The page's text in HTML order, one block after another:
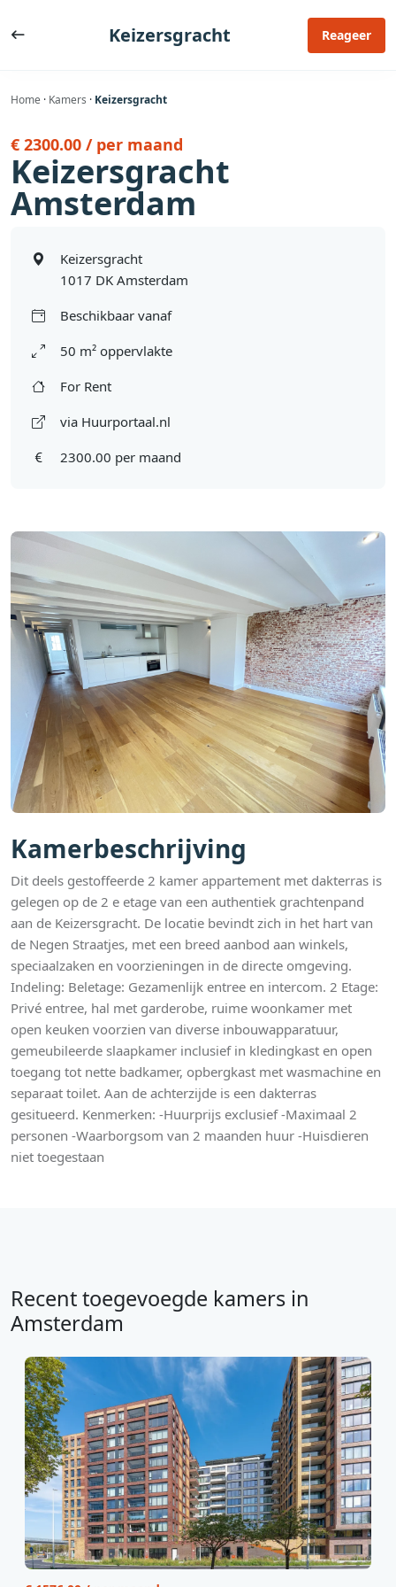
naar
Keizersgracht Reageer
Home · Kamers · Keizersgracht
Kamerbeschrijving
Dit deels gestoffeerde 2 kamer appartement met dakterras is
gelegen op de 2 e etage van een authentiek grachtenpand
aan de Keizersgracht. De locatie bevindt zich in het hart van
de Negen Straatjes, met een breed aanbod aan winkels,
speciaalzaken en voorzieningen in de directe omgeving.
Indeling: Beletage: Gezamenlijk entree en intercom. 2 Etage:
Privé entree, hal met garderobe, ruime woonkamer met
open keuken voorzien van diverse inbouwapparatuur,
gemeubileerde slaapkamer inclusief in kledingkast en open
toegang tot nette badkamer, opbergkast met wasmachine en
separaat toilet. Aan de achterzijde is een dakterras
gesitueerd. Kenmerken: -Huurprijs exclusief -Maximaal 2
personen -Waarborgsom van 2 maanden huur -Huisdieren
niet toegestaan
€ 2300.00 / per maand
Keizersgracht
Amsterdam
Keizersgracht
1017 DK Amsterdam
Beschikbaar vanaf
50 m² oppervlakte
For Rent
via Huurportaal.nl
2300.00 per maand
Recent toegevoegde kamers in
Amsterdam